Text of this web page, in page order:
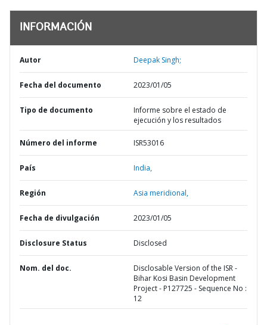
INFORMACIÓN
Autor Deepak Singh;
Fecha del documento 2023/01/05
Tipo de documento
Informe sobre el estado de
ejecución y los resultados
Número del informe ISR53016
País India,
Región Asia meridional,
Fecha de divulgación 2023/01/05
Disclosure Status Disclosed
Nom. del doc.
Disclosable Version of the ISR -
Bihar Kosi Basin Development
Project - P127725 - Sequence No :
12